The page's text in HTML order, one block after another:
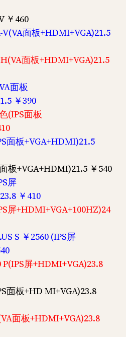
￥460
面板+HDMI+VGA)21.5
面板+HDMI+VGA)21.5
面板
￥390
(IPS面板
面板+VGA+HDMI)21.5
板+VGA+HDMI)21.5 ￥540
屏
￥410
屏+HDMI+VGA+100HZ)24
S ￥2560 (IPS屏
屏+HDMI+VGA)23.8
面板+HD MI+VGA)23.8
面板+HDMI+VGA)23.8